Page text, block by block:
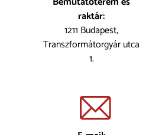
raktár:
1211 Budapest,
Transzformátorgyár utca
1.